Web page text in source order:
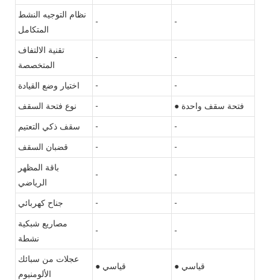
نظام التوجيه النشط
المتكامل
- -
تقنية الالتفاف
المتخصصة
- -
اختيار وضع القيادة -
-
نوع فتحة السقف
-
● فتحة سقف واحدة
سقف ذكي التعتيم
-
-
قضبان السقف
-
-
باقة المظهر
الرياضي
- -
جناح كهربائي -
-
مصاريع شبكية
نشطة
- -
عجلات من سبائك
الألومنيوم
● قياسي ● قياسي